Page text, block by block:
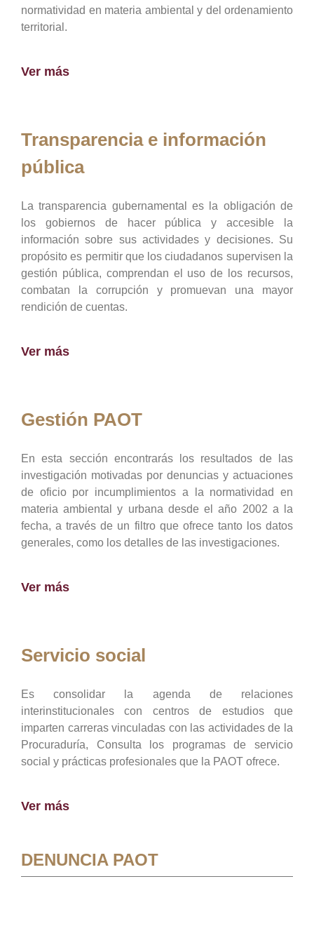
normatividad en materia ambiental y del ordenamiento
territorial.
Ver más
Transparencia e información
pública
La transparencia gubernamental es la obligación de
los gobiernos de hacer pública y accesible la
información sobre sus actividades y decisiones. Su
propósito es permitir que los ciudadanos supervisen la
gestión pública, comprendan el uso de los recursos,
combatan la corrupción y promuevan una mayor
rendición de cuentas.
Ver más
Gestión PAOT
En esta sección encontrarás los resultados de las
investigación motivadas por denuncias y actuaciones
de oficio por incumplimientos a la normatividad en
materia ambiental y urbana desde el año 2002 a la
fecha, a través de un filtro que ofrece tanto los datos
generales, como los detalles de las investigaciones.
Ver más
Servicio social
Es consolidar la agenda de relaciones
interinstitucionales con centros de estudios que
imparten carreras vinculadas con las actividades de la
Procuraduría, Consulta los programas de servicio
social y prácticas profesionales que la PAOT ofrece.
Ver más
DENUNCIA PAOT